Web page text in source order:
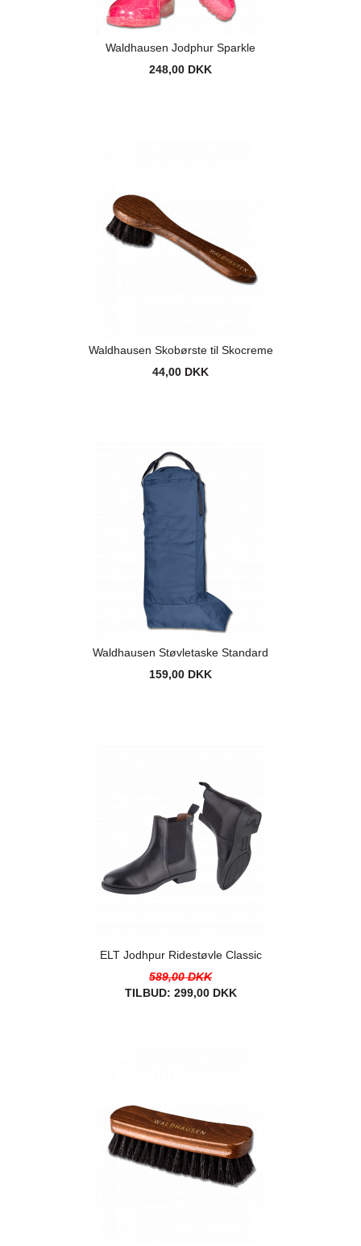
Waldhausen Jodphur Sparkle
248,00 DKK
Waldhausen Skobørste til Skocreme
44,00 DKK
Waldhausen Støvletaske Standard
159,00 DKK
ELT Jodhpur Ridestøvle Classic
589,00 DKK
TILBUD: 299,00 DKK